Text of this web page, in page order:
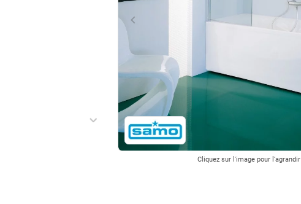
keyboard_arrow_right
Précédent
keyboard_arrow_left
Cliquez sur l'image pour l'agrandir